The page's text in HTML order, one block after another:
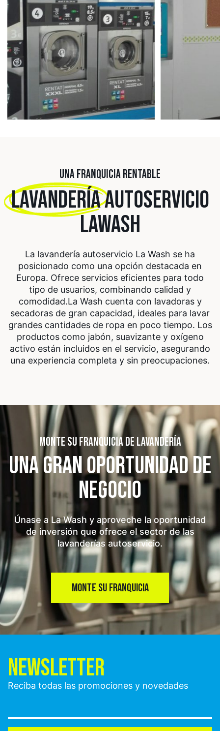
UNA FRANQUICIA RENTABLE
LAVANDERÍAAUTOSERVICIO
LAWASH
La lavandería autoservicio La Wash se ha
posicionado como una opción destacada en
Europa. Ofrece servicios eficientes para todo
tipo de usuarios, combinando calidad y
comodidad.La Wash cuenta con lavadoras y
secadoras de gran capacidad, ideales para lavar
grandes cantidades de ropa en poco tiempo. Los
productos como jabón, suavizante y oxígeno
activo están incluidos en el servicio, asegurando
una experiencia completa y sin preocupaciones.
MONTE SU FRANQUICIA DE LAVANDERÍA
UNA GRAN OPORTUNIDADDE
NEGOCIO
Únase a La Wash y aproveche la oportunidad
de inversión que ofrece el sector de las
lavanderías autoservicio.
MONTE SU FRANQUICIA
NEWSLETTER
Reciba todas las promociones y novedades